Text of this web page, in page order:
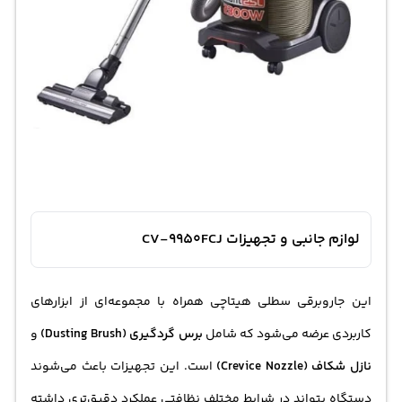
لوازم جانبی و تجهیزات CV-9950FCJ
این جاروبرقی سطلی هیتاچی همراه با مجموعه‌ای از ابزارهای
کاربردی عرضه می‌شود که شامل برس گردگیری (Dusting Brush)
و
نازل شکاف (Crevice Nozzle)
است. این تجهیزات باعث می‌شوند